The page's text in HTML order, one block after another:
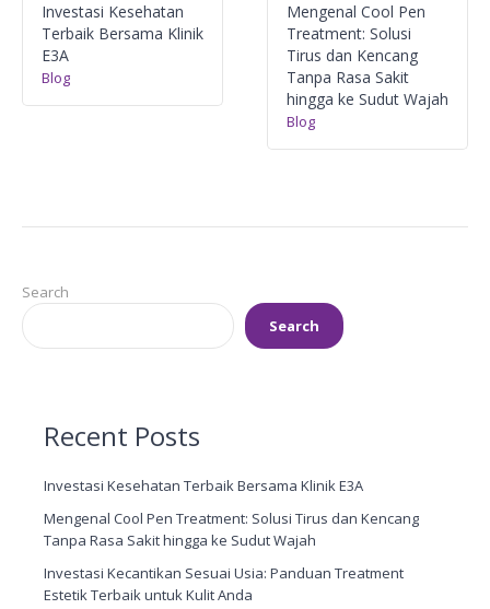
Investasi Kesehatan
Terbaik Bersama Klinik
E3A
Blog
Mengenal Cool Pen
Treatment: Solusi
Tirus dan Kencang
Tanpa Rasa Sakit
hingga ke Sudut Wajah
Blog
Search
Search
Recent Posts
Investasi Kesehatan Terbaik Bersama Klinik E3A
Mengenal Cool Pen Treatment: Solusi Tirus dan Kencang
Tanpa Rasa Sakit hingga ke Sudut Wajah
Investasi Kecantikan Sesuai Usia: Panduan Treatment
Estetik Terbaik untuk Kulit Anda